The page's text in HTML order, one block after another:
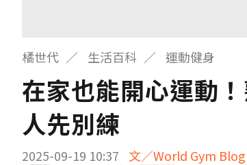
橘世代 生活百科 運動健身
在家也能開心運動
人先別練
2025-09-19 10:37 文／World Gym Blog